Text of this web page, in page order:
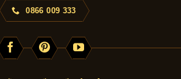
0866 009 333